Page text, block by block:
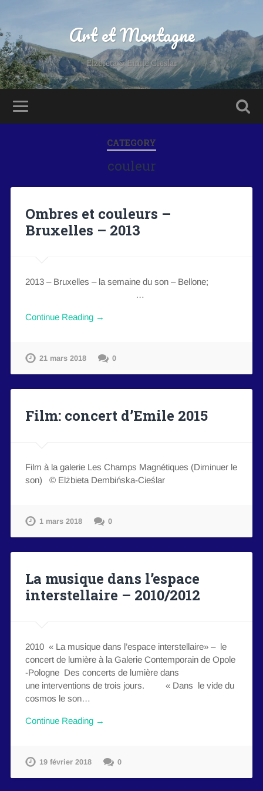
Art et Montagne
Elzbieta & Emile Cieslar
CATEGORY
couleur
Ombres et couleurs –
Bruxelles – 2013
2013 – Bruxelles – la semaine du son – Bellone;
…
Continue Reading →
21 mars 2018 0
Film: concert d’Emile 2015
Film à la galerie Les Champs Magnétiques (Diminuer le
son) © Elżbieta Dembińska-Cieślar
1 mars 2018 0
La musique dans l’espace
interstellaire – 2010/2012
2010 « La musique dans l’espace interstellaire» – le
concert de lumière à la Galerie Contemporain de Opole
-Pologne Des concerts de lumière dans
une interventions de trois jours. « Dans le vide du
cosmos le son…
Continue Reading →
19 février 2018 0